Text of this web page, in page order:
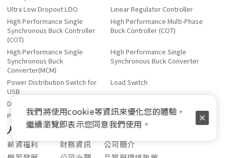
Ultra Low Dropout LDO
Linear Regulator Controller
High Performance Single
Synchronous Buck Controller
(COT)
High Performance Multi-Phase
Buck Controller (COT)
High Performance Single
Synchronous Buck
Converter(MCM)
High Performance Single
Synchronous Buck Converter
Power Distribution Switch for
USB
Load Switch
DDR Terminator Regulator
Power Balance Switch
人力資源
薪資福利
投資人關係
財務資訊
關於登豐
公司簡介
我們將使用cookie等資訊來優化您的體驗，
繼續瀏覽即表示您同意我們使用。